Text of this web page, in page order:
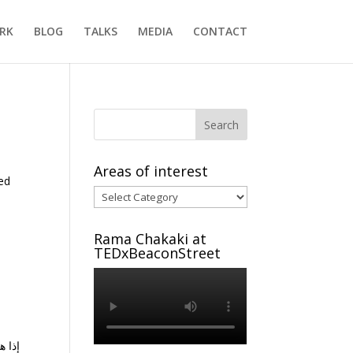
BLOG TALKS MEDIA CONTACT
Areas of interest
Areas
of
interest
Rama Chakaki at
TEDxBeaconStreet